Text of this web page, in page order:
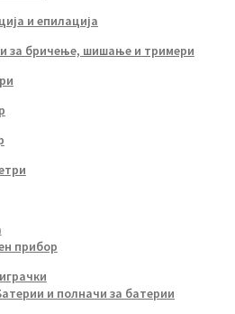
и епилација
за бричење, шишање и тримери
прибор
и полначи за батерии